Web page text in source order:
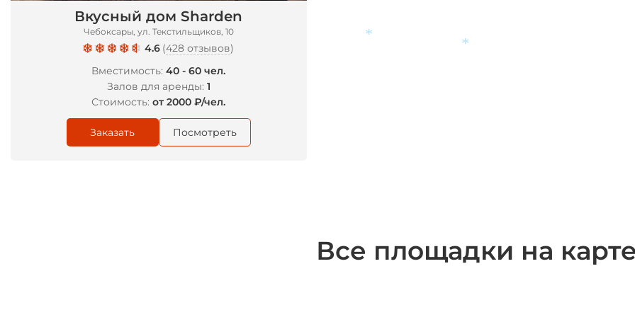
Вкусный дом Sharden
Чебоксары, ул. Текстильщиков, 10
4.6 (428 отзывов)
Вместимость:40 - 60 чел.
Залов для аренды: 1
Стоимость:от 2000 ₽/чел.
Заказать Посмотреть
Все площадки на карте